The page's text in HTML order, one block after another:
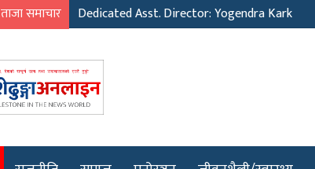
ताजा समाचार Dedicated Asst. Director: Yogendra Kark